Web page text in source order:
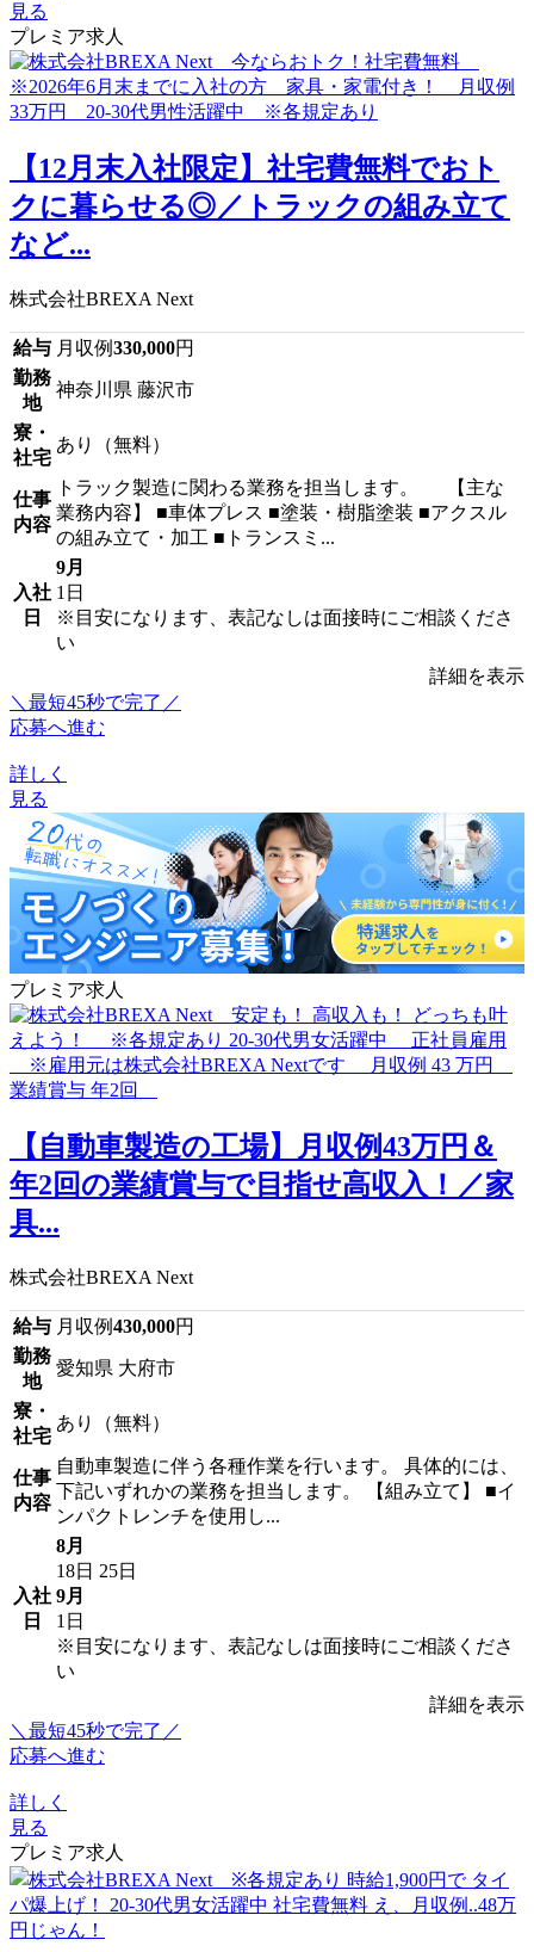
見る
プレミア求人
【12月末入社限定】社宅費無料でおト
クに暮らせる◎／トラックの組み立て
など...
株式会社BREXA Next
給与 月収例330,000円
勤務
地
神奈川県 藤沢市
寮・
社宅
あり（無料）
仕事
内容
トラック製造に関わる業務を担当します。 【主な
業務内容】 ■車体プレス ■塗装・樹脂塗装 ■アクスル
の組み立て・加工 ■トランスミ...
入社
日
9月
1日
※目安になります、表記なしは面接時にご相談くださ
い
詳細を表示
＼最短45秒で完了／
応募へ進む
詳しく
見る
プレミア求人
【自動車製造の工場】月収例43万円＆
年2回の業績賞与で目指せ高収入！／家
具...
株式会社BREXA Next
給与 月収例430,000円
勤務
地
愛知県 大府市
寮・
社宅
あり（無料）
仕事
内容
自動車製造に伴う各種作業を行います。 具体的には、
下記いずれかの業務を担当します。 【組み立て】 ■イ
ンパクトレンチを使用し...
入社
日
8月
18日 25日
9月
1日
※目安になります、表記なしは面接時にご相談くださ
い
詳細を表示
＼最短45秒で完了／
応募へ進む
詳しく
見る
プレミア求人